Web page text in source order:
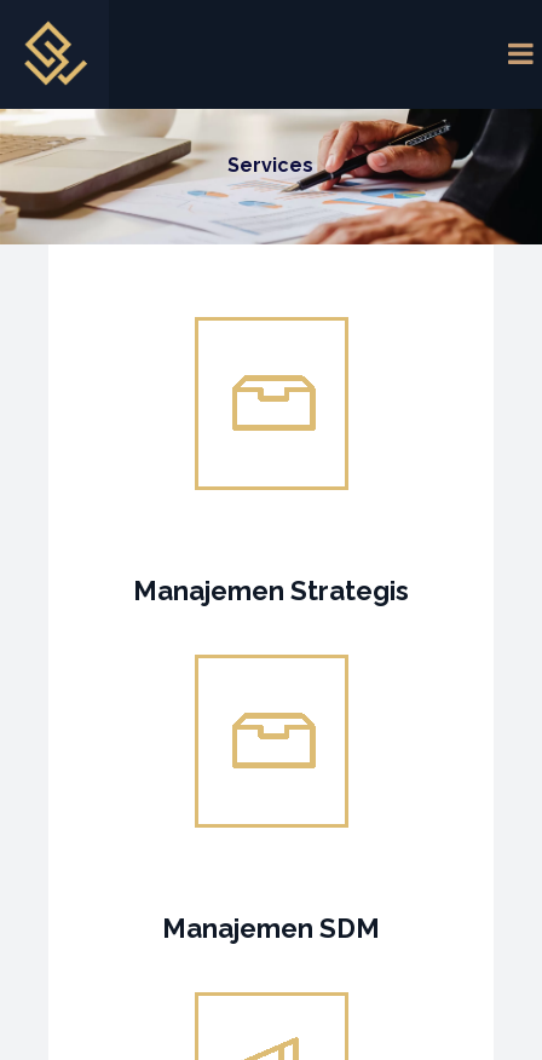
Services
Manajemen Strategis
Manajemen SDM